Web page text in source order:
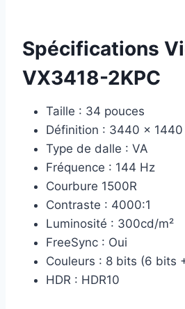
Spécifications
VX3418-2KPC
Taille : 34 pouces
Définition : 3440 x 1440
Type de dalle : VA
Fréquence : 144 Hz
Courbure 1500R
Contraste : 4000:1
Luminosité : 300cd/m²
FreeSync : Oui
Couleurs : 8 bits (6 bits
HDR : HDR10